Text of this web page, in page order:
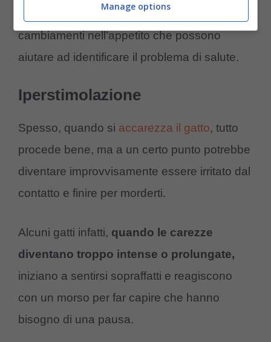
altri sintomi, come lazoppia nel gatto
cambiamenti nell’appetito che possono
aiutare ad identificare il problema di salute.
Iperstimolazione
Spesso, quando si accarezza il gatto, tutto
procede bene, ma a un certo punto potrebbe
diventare improvvisamente essere irritato dal
contatto e finire per morderti.
Alcuni gatti infatti, quando le carezze
diventano troppo intense o prolungate,
iniziano a sentirsi sopraffatti e reagiscono
con un morso per far capire che hanno
bisogno di una pausa.
Manage options